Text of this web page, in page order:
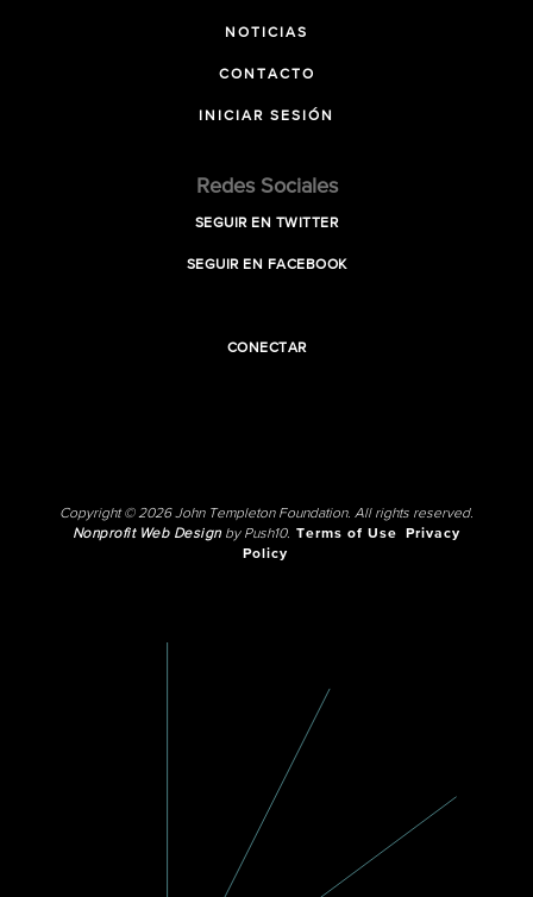
NOTICIAS
CONTACTO
INICIAR SESIÓN
Redes Sociales
SEGUIR EN TWITTER
SEGUIR EN FACEBOOK
CONECTAR
Copyright © 2026 John Templeton Foundation. All rights reserved.
Nonprofit Web Designby Push10. Terms of Use
Privacy
Policy